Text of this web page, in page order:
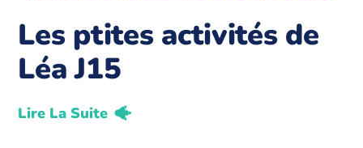
Les ptites activités de
Léa J15
Lire La Suite